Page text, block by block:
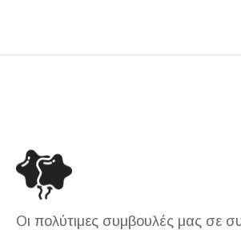
Οι πολύτιμες συμβουλές μας σε